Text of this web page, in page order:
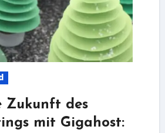
Zukunft des
mit Gigahost: